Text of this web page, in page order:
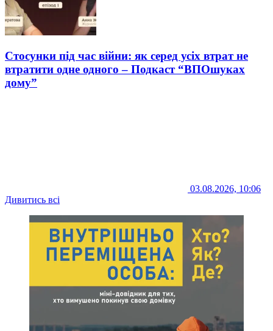
Стосунки під час війни: як серед усіх втрат не
втратити одне одного – Подкаст “ВПОшуках
дому”
03.08.2026, 10:06
Дивитись всі